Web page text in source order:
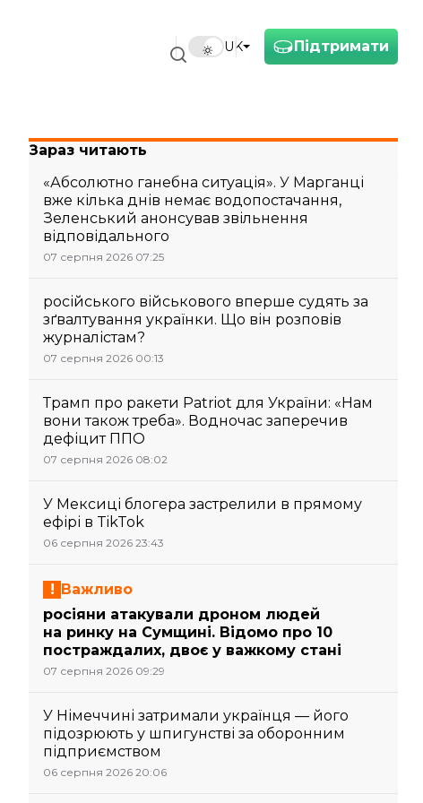
Підтримати
UK
Зараз читають
«Абсолютно ганебна ситуація». У Марганці
вже кілька днів немає водопостачання,
Зеленський анонсував звільнення
відповідального
07 серпня 2026 07:25
російського військового вперше судять за
зґвалтування українки. Що він розповів
журналістам?
07 серпня 2026 00:13
Трамп про ракети Patriot для України: «Нам
вони також треба». Водночас заперечив
дефіцит ППО
07 серпня 2026 08:02
У Мексиці блогера застрелили в прямому
ефірі в TikTok
06 серпня 2026 23:43
Важливо
росіяни атакували дроном людей
на ринку на Сумщині. Відомо про 10
постраждалих, двоє у важкому стані
07 серпня 2026 09:29
У Німеччині затримали українця — його
підозрюють у шпигунстві за оборонним
підприємством
06 серпня 2026 20:06